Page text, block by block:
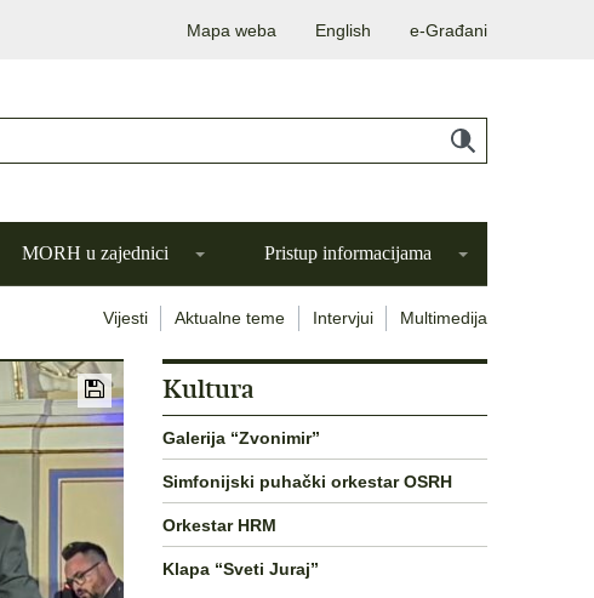
Mapa weba English e-Građani
MORH u zajednici Pristup informacijama
Vijesti Aktualne teme Intervjui Multimedija
Kultura
Galerija “Zvonimir”
Simfonijski puhački orkestar OSRH
Orkestar HRM
Klapa “Sveti Juraj”